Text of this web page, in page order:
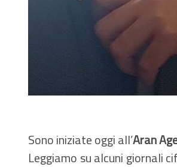
Sono iniziate oggi all’Aran
Leggiamo su alcuni giornali